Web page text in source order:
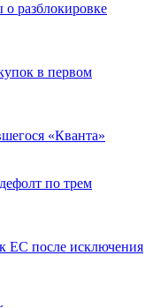
разблокировке
в первом
«Кванта»
по трем
ЕС после исключения